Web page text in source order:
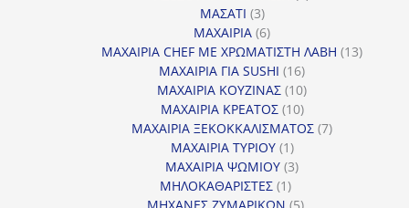
ΜΑΣΑΤΙ 33
προϊόντα
ΜΑΧΑΙΡΙΑ 66
προϊόντα
ΜΑΧΑΙΡΙΑ CHEF ΜΕ ΧΡΩΜΑΤΙΣΤΗ ΛΑΒΗ 1313
ΜΑΧΑΙΡΙΑ ΓΙΑ SUSHI 1616
προϊόντα
ΜΑΧΑΙΡΙΑ ΚΟΥΖΙΝΑΣ 1010
προϊόντα
ΜΑΧΑΙΡΙΑ ΚΡΕΑΤΟΣ 1010
προϊόντα
ΜΑΧΑΙΡΙΑ ΞΕΚΟΚΚΑΛΙΣΜΑΤΟΣ 77
ΜΑΧΑΙΡΙΑ ΤΥΡΙΟΥ 11
προϊόν
ΜΑΧΑΙΡΙΑ ΨΩΜΙΟΥ 33
ΜΗΛΟΚΑΘΑΡΙΣΤΕΣ 11
προϊόν
ΜΗΧΑΝΕΣ ΖΥΜΑΡΙΚΩΝ 55